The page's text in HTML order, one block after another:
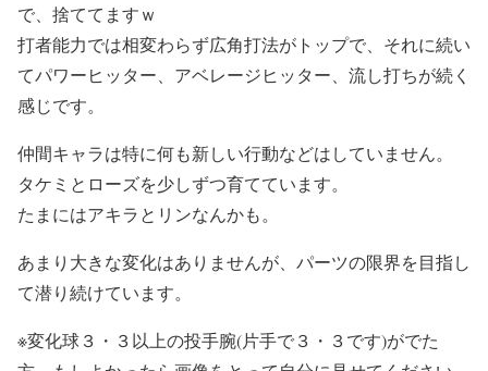
で、捨ててますｗ
打者能力では相変わらず広角打法がトップで、それに続い
てパワーヒッター、アベレージヒッター、流し打ちが続く
感じです。
仲間キャラは特に何も新しい行動などはしていません。
タケミとローズを少しずつ育てています。
たまにはアキラとリンなんかも。
あまり大きな変化はありませんが、パーツの限界を目指し
て潜り続けています。
※変化球３・３以上の投手腕(片手で３・３です)がでた